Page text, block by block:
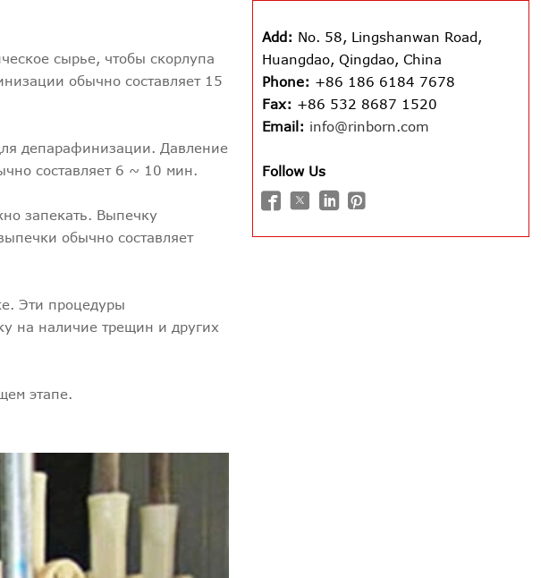
сырье, чтобы скорлупа
обычно составляет 15
депарафинизации. Давление
составляет 6 ~ 10 мин.
запекать. Выпечку
обычно составляет
Эти процедуры
на наличие трещин и других
этапе.
Add: No. 58, Lingshanwan Road,
Huangdao, Qingdao, China
Phone: +86 186 6184 7678
Fax: +86 532 8687 1520
Email: info@rinborn.com
Follow Us
   